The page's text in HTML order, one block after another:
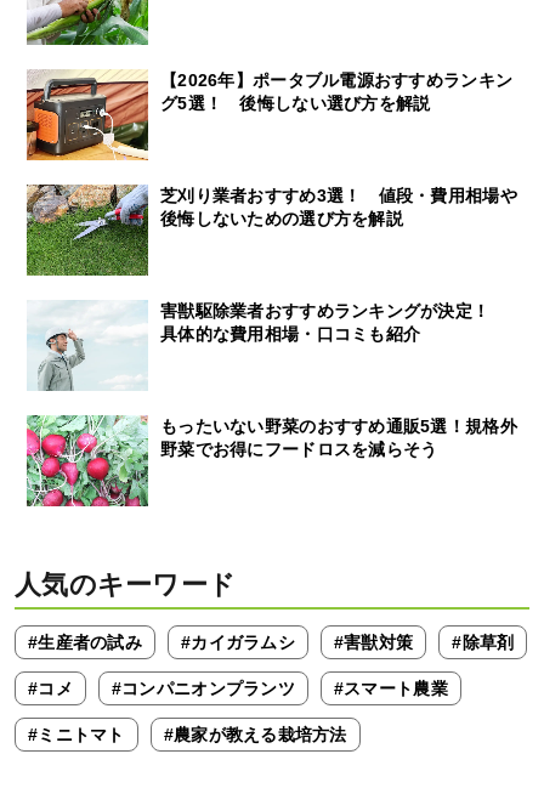
【2026年】ポータブル電源おすすめランキン
グ5選！ 後悔しない選び方を解説
芝刈り業者おすすめ3選！ 値段・費用相場や
後悔しないための選び方を解説
害獣駆除業者おすすめランキングが決定！
具体的な費用相場・口コミも紹介
もったいない野菜のおすすめ通販5選！規格外
野菜でお得にフードロスを減らそう
人気のキーワード
#生産者の試み #カイガラムシ #害獣対策 #除草剤
#コメ #コンパニオンプランツ #スマート農業
#ミニトマト #農家が教える栽培方法